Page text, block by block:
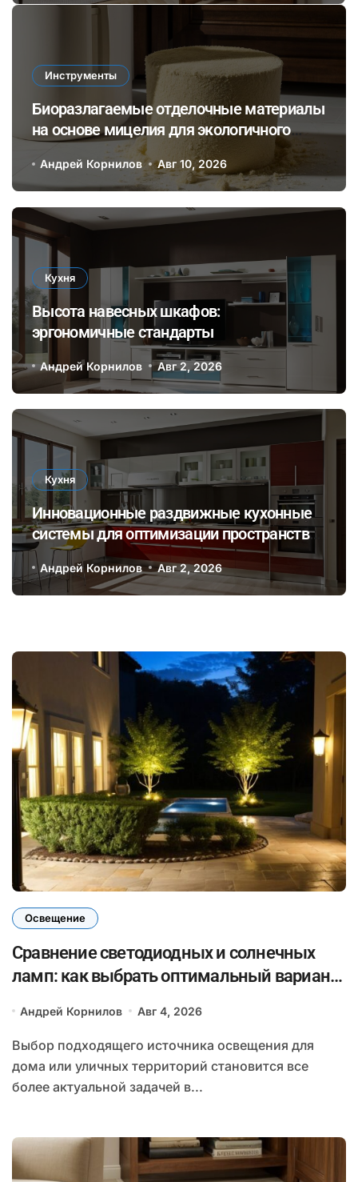
интерьере
Инструменты
Биоразлагаемые отделочные материалы
на основе мицелия для экологичного
ремонта помещений
Андрей Корнилов Авг 10, 2026
Кухня
Высота навесных шкафов:
эргономичные стандарты
Андрей Корнилов Авг 2, 2026
Кухня
Инновационные раздвижные кухонные
системы для оптимизации пространства
и стильного оформления интерьера
Андрей Корнилов Авг 2, 2026
Освещение
Сравнение светодиодных и солнечных
ламп: как выбрать оптимальный вариант
Андрей Корнилов Авг 4, 2026
Выбор подходящего источника освещения для
дома или уличных территорий становится все
более актуальной задачей в...